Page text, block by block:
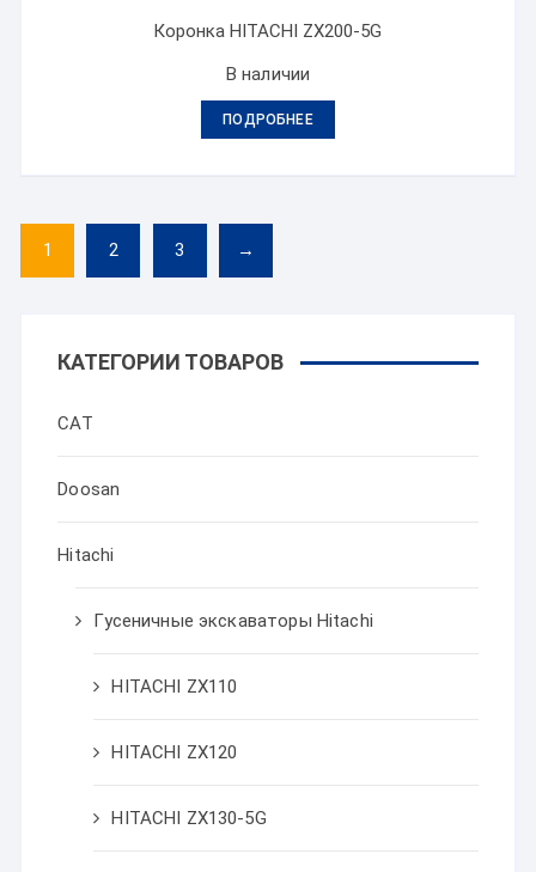
Коронка HITACHI ZX200-5G
В наличии
ПОДРОБНЕЕ
1 2 3 →
КАТЕГОРИИ ТОВАРОВ
CAT
Doosan
Hitachi
Гусеничные экскаваторы Hitachi
HITACHI ZX110
HITACHI ZX120
HITACHI ZX130-5G